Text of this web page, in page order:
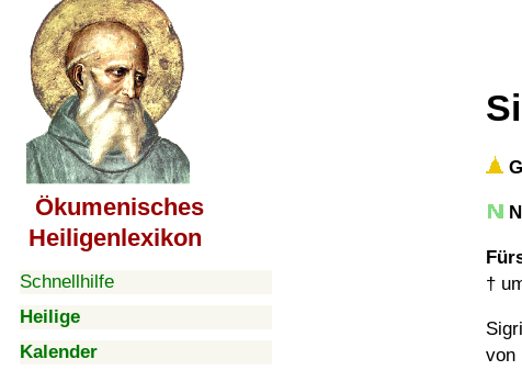
Ökumenisches
Heiligenlexikon
Schnellhilfe
Heilige
Kalender
†
von